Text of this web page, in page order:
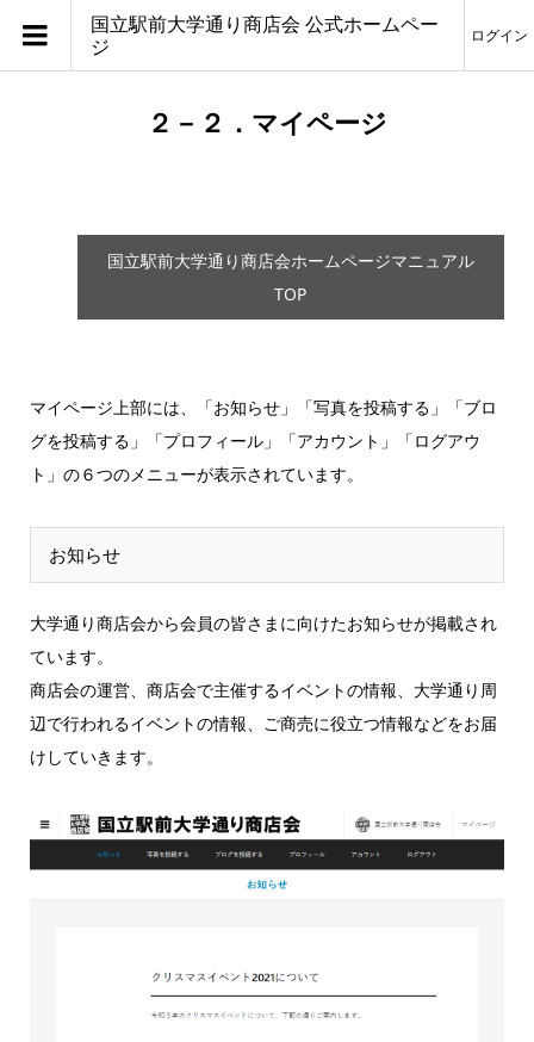
国立駅前大学通り商店会 公式ホームペー
ジ
ログイン
２－２．マイページ
国立駅前大学通り商店会ホームページマニュアル
TOP
マイページ上部には、「お知らせ」「写真を投稿する」「ブロ
グを投稿する」「プロフィール」「アカウント」「ログアウ
ト」の６つのメニューが表示されています。
お知らせ
大学通り商店会から会員の皆さまに向けたお知らせが掲載され
ています。
商店会の運営、商店会で主催するイベントの情報、大学通り周
辺で行われるイベントの情報、ご商売に役立つ情報などをお届
けしていきます。